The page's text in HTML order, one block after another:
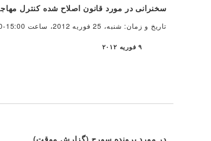
سخنرانی در مورد قانون اصلاح شده کنترل
تاریخ و زمان: شنبه، 25 فوریه 2012، ساعت 15:00-16:30 مکان: مرکز اجتماعی ایتاباشی وارد ناکاماچی، اتاق 2 (خط توبو توجو) […]
منتشر شده
۹ فوریه ۲۰۱۲
در مورد پرونده سورج (گزارش موقت)